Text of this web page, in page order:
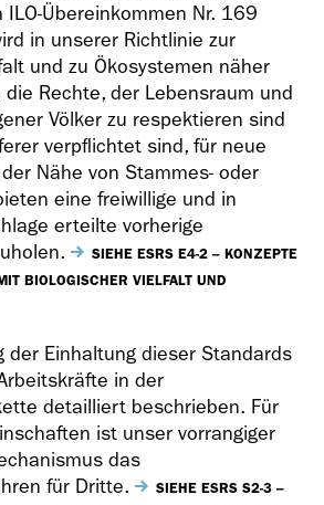
ILO-Übereinkommen Nr. 169
in unserer Richtlinie zur
und zu Ökosystemen näher
Rechte, der Lebensraum und
Völker zu respektieren sind
verpflichtet sind, für neue
Nähe von Stammes- oder
eine freiwillige und in
erteilte vorherige
SIEHE ESRS E4-2 – KONZEPTE
BIOLOGISCHER VIELFALT UND
der Einhaltung dieser Standards
in der
detailliert beschrieben. Für
ist unser vorrangiger
das
für Dritte.
SIEHE ESRS S2-3 –